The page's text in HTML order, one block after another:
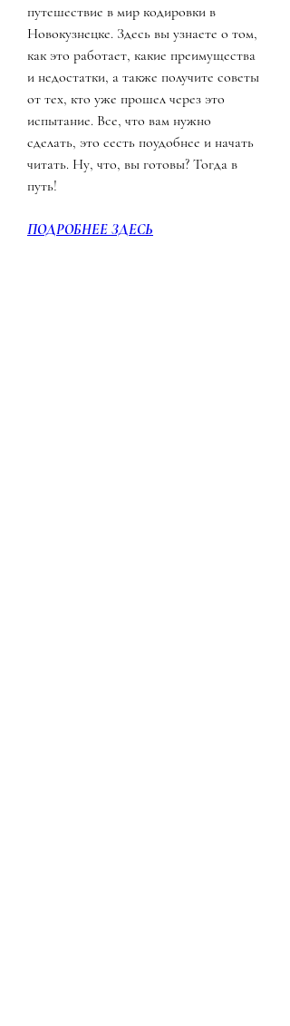
путешествие в мир кодировки в
Новокузнецке. Здесь вы узнаете о том,
как это работает, какие преимущества
и недостатки, а также получите советы
от тех, кто уже прошел через это
испытание. Все, что вам нужно
сделать, это сесть поудобнее и начать
читать. Ну, что, вы готовы? Тогда в
путь!
ПОДРОБНЕЕ ЗДЕСЬ